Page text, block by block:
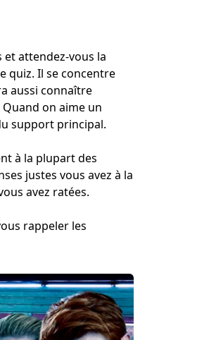
et attendez-vous la
quiz. Il se concentre
aussi connaître
on aime un
support principal.
à la plupart des
justes vous avez à la
avez ratées.
rappeler les